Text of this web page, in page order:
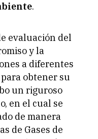
.
evaluación del
y la
a diferentes
para obtener su
un riguroso
en el cual se
de manera
de Gases de